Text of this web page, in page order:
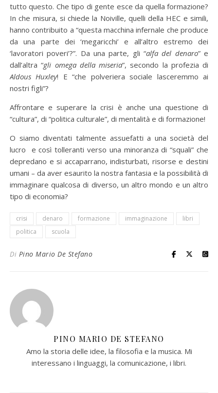
tutto questo. Che tipo di gente esce da quella formazione?
In che misura, si chiede la Noiville, quelli della HEC e simili,
hanno contribuito a “questa macchina infernale che produce
da una parte dei ‘megaricchi’ e all’altro estremo dei
‘lavoratori poveri’?”. Da una parte, gli “alfa del denaro” e
dall’altra “gli omega della miseria”, secondo la profezia di
Aldous Huxley! E “che polveriera sociale lasceremmo ai
nostri figli”?
Affrontare e superare la crisi è anche una questione di
“cultura”, di “politica culturale”, di mentalità e di formazione!
O siamo diventati talmente assuefatti a una società del
lucro
e così tolleranti verso una minoranza di “squali” che
depredano e si accaparrano, indisturbati, risorse e destini
umani – da aver esaurito la nostra fantasia e la possibilità di
immaginare qualcosa di diverso, un altro mondo e un altro
tipo di economia?
crisi denaro formazione immaginazione
libri
politica
scuola
Di Pino Mario De Stefano
PINO MARIO DE STEFANO
Amo la storia delle idee, la filosofia e la musica. Mi
interessano i linguaggi, la comunicazione, i libri.